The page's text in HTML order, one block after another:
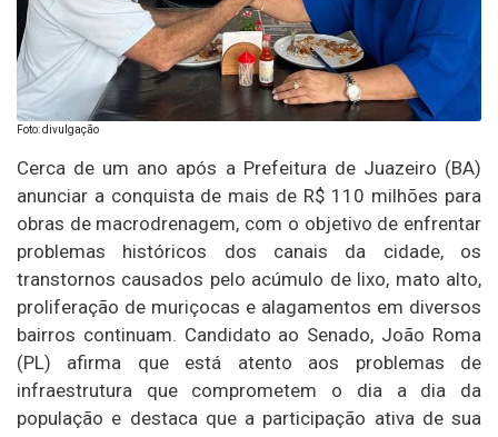
Foto: divulgação
Cerca de um ano após a Prefeitura de Juazeiro (BA)
anunciar a conquista de mais de R$ 110 milhões para
obras de macrodrenagem, com o objetivo de enfrentar
problemas históricos dos canais da cidade, os
transtornos causados pelo acúmulo de lixo, mato alto,
proliferação de muriçocas e alagamentos em diversos
bairros continuam. Candidato ao Senado, João Roma
(PL) afirma que está atento aos problemas de
infraestrutura que comprometem o dia a dia da
população e destaca que a participação ativa de sua